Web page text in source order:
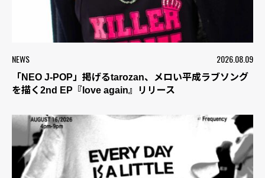
NEWS 2026.08.09
「NEO J-POP」掲げるtarozan、メロい平成ラブソング
を描く2nd EP『love again』リリース